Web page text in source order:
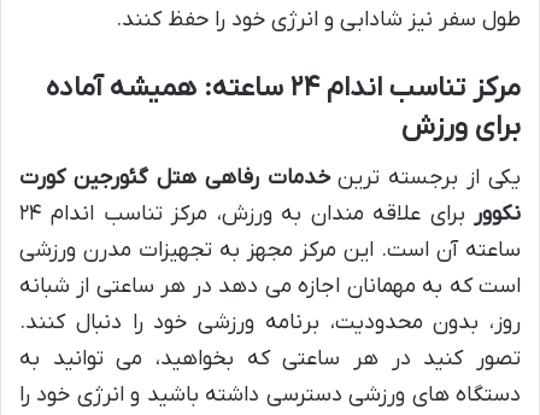
طول سفر نیز شادابی و انرژی خود را حفظ کنند.
مرکز تناسب اندام ۲۴ ساعته: همیشه آماده
برای ورزش
یکی از برجسته ترینخدمات رفاهی هتل گئورجین کورت
نکوور
برای علاقه مندان به ورزش، مرکز تناسب اندام ۲۴
ساعته آن است. این مرکز مجهز به تجهیزات مدرن ورزشی
است که به مهمانان اجازه می دهد در هر ساعتی از شبانه
روز، بدون محدودیت، برنامه ورزشی خود را دنبال کنند.
تصور کنید در هر ساعتی که بخواهید، می توانید به
دستگاه های ورزشی دسترسی داشته باشید و انرژی خود را